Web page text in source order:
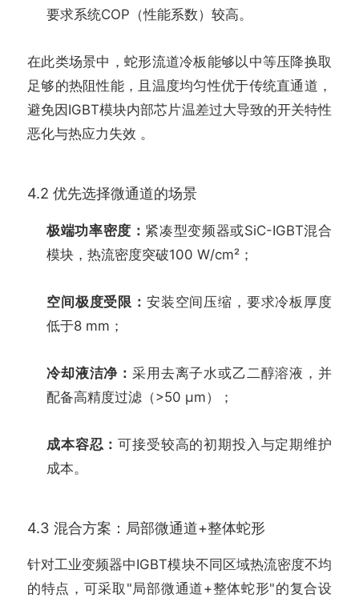
要求系统COP（性能系数）较高。
在此类场景中，蛇形流道冷板能够以中等压降换取
足够的热阻性能，且温度均匀性优于传统直通道，
避免因IGBT模块内部芯片温差过大导致的开关特性
恶化与热应力失效 。
4.2 优先选择微通道的场景
极端功率密度： 紧凑型变频器或SiC-IGBT混合
模块，热流密度突破100 W/cm²；
空间极度受限： 安装空间压缩，要求冷板厚度
低于8 mm；
冷却液洁净：采用去离子水或乙二醇溶液，并
配备高精度过滤（>50 μm）；
成本容忍：可接受较高的初期投入与定期维护
成本。
4.3 混合方案：局部微通道+整体蛇形
针对工业变频器中IGBT模块不同区域热流密度不均
的特点，可采取"局部微通道+整体蛇形"的复合设